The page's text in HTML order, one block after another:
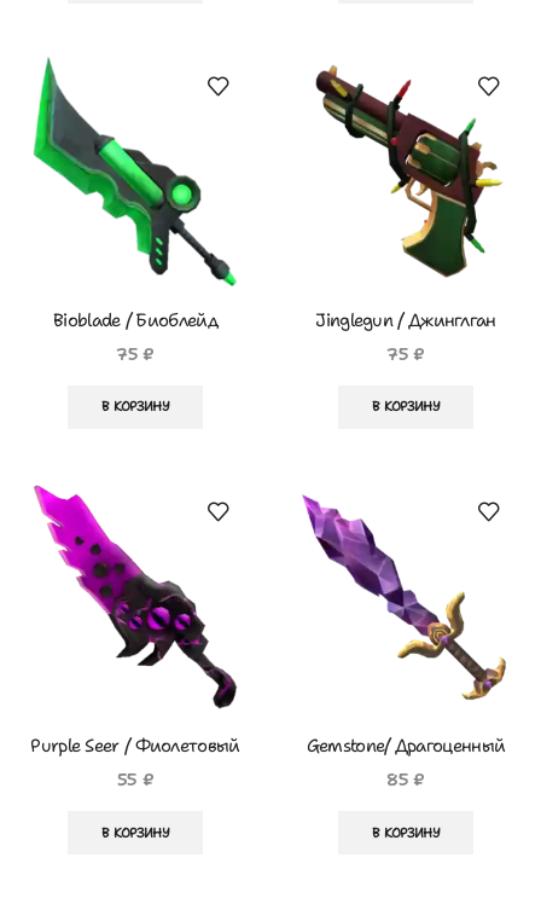
Bioblade / Биоблейд
75₽
В КОРЗИНУ
Jinglegun / Джинглган
75₽
В КОРЗИНУ
Purple Seer / Фиолетовый
Провидец
55 ₽
В КОРЗИНУ
Gemstone/ Драгоценный
Камень
85₽
В КОРЗИНУ